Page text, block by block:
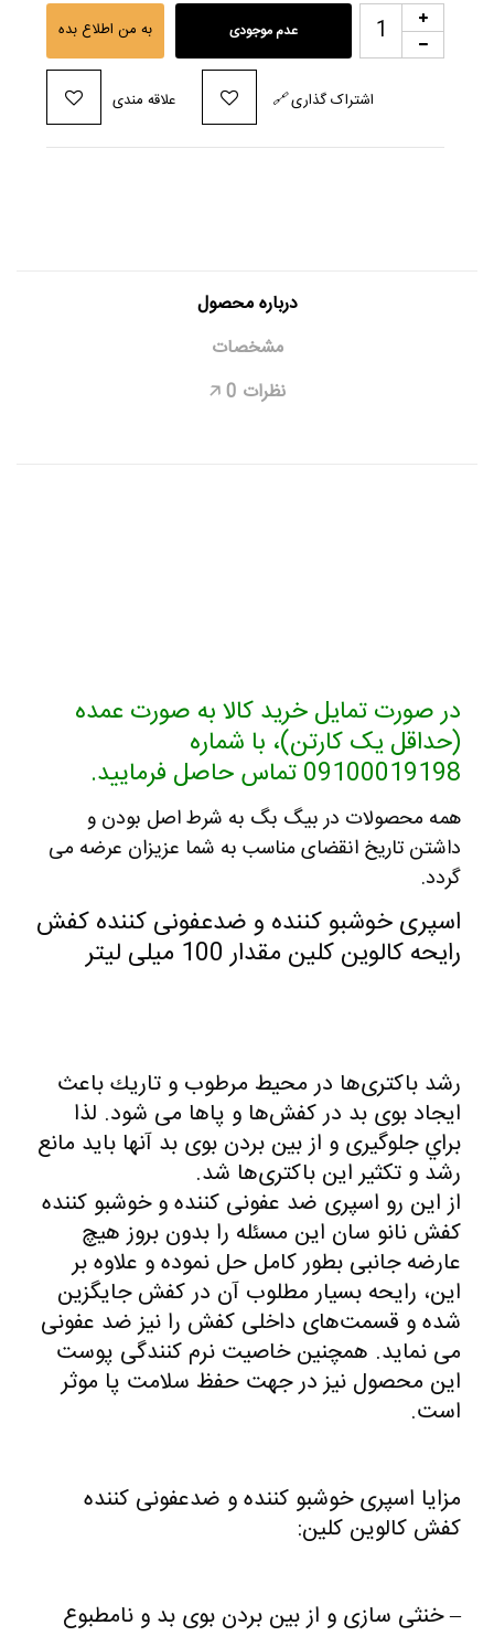
عدم موجودی به من اطلاع بده
علاقه مندی 🔗اشتراک گذاری
درباره محصول
مشخصات
نظرات 0
🡥
در صورت تمایل خرید کالا به صورت عمده
(حداقل یک کارتن)، با شماره
09100019198 تماس حاصل فرمایید.
همه محصولات در بیگ بگ به شرط اصل بودن و
داشتن تاریخ انقضای مناسب به شما عزیزان عرضه می
گردد.
اسپری خوشبو کننده و ضدعفونی کننده کفش
رایحه کالوین کلین مقدار 100 میلی لیتر
رشد باكتری‌ها در محیط مرطوب و تاريك باعث
ايجاد بوی بد در کفش‌ها و پاها می شود. لذا
براي جلوگيری و از بين بردن بوی بد آنها بايد مانع
رشد و تكثير اين باكتری‌ها شد.
از این رو اسپری ضد عفونی کننده و خوشبو کننده
کفش نانو سان این مسئله را بدون بروز هيچ
عارضه جانبی بطور كامل حل نموده و علاوه بر
اين، رايحه بسیار مطلوب آن در کفش جايگزين
شده و قسمت‌های داخلی كفش را نیز ضد عفونی
می نماید. همچنین خاصیت نرم کنندگی پوست
این محصول نیز در جهت حفظ سلامت پا موثر
است.
مزایا اسپری خوشبو کننده و ضدعفونی کننده
کفش کالوین کلین:
– خنثی سازی و از بین بردن بوی بد و نامطبوع